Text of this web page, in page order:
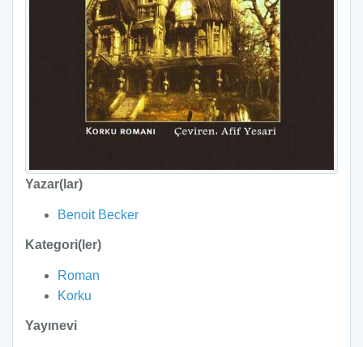
Yazar(lar)
Benoit Becker
Kategori(ler)
Roman
Korku
Yayınevi